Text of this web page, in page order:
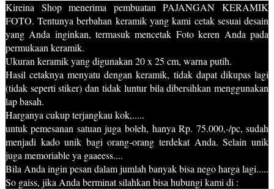
Kireina Shop menerima pembuatan PAJANGAN KERAMIK
FOTO. Tentunya berbahan keramik yang kami cetak sesuai desain
yang Anda inginkan, termasuk mencetak Foto keren Anda pada
permukaan keramik.
Ukuran keramik yang digunakan 20 x 25 cm, warna putih.
Hasil cetaknya menyatu dengan keramik, tidak dapat dikupas lagi
(tidak seperti stiker) dan tidak luntur bila dibersihkan menggunakan
lap basah.
Harganya cukup terjangkau kok,.....
untuk pemesanan satuan juga boleh, hanya Rp. 75.000,-/pc, sudah
menjadi kado unik bagi orang-orang terdekat Anda. Selain unik
juga memoriable ya gaaeess....
Bila Anda ingin pesan dalam jumlah banyak bisa nego harga lagi.....
So gaiss, jika Anda berminat silahkan bisa hubungi kami di :